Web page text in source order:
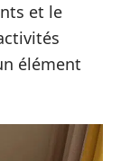
et le
élément